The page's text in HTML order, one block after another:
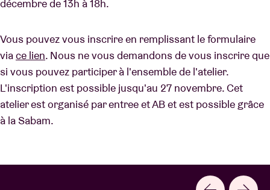
décembre de 13h à 18h.
Vous pouvez vous inscrire en remplissant le formulaire
viace lien. Nous ne vous demandons de vous inscrire que
si vous pouvez participer à l'ensemble de l'atelier.
L'inscription est possible jusqu'au 27 novembre. Cet
atelier est organisé par entree et AB et est possible grâce
à la Sabam.